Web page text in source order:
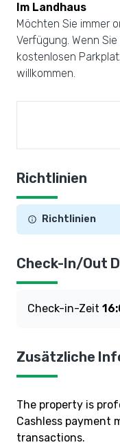
Im Landhaus
Möchten Sie immer
Verfügung. Wenn
kostenlosen
willkommen.
Richtlinien
Richtlinien
Check-In/Out
Check-in-Zeit
Zusätzliche
The property is
Cashless payment
transactions.